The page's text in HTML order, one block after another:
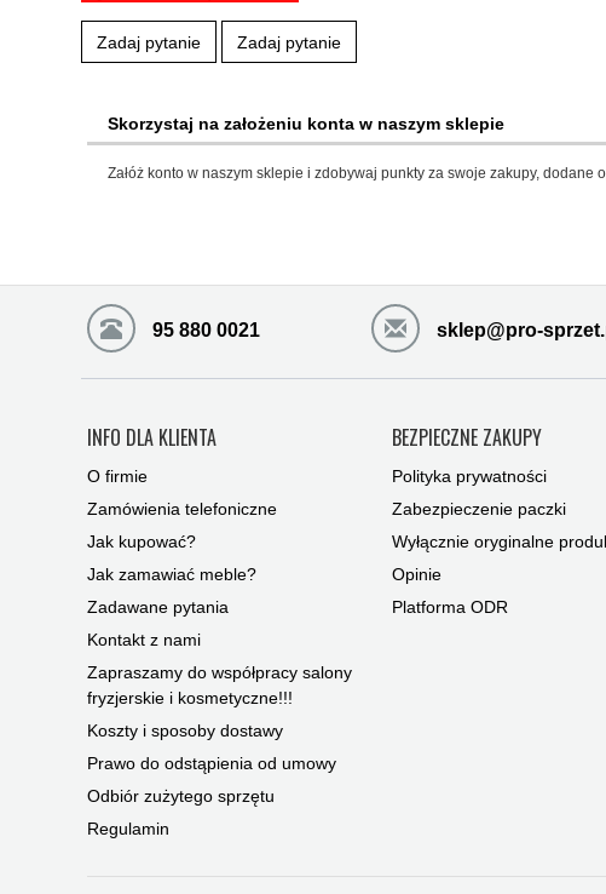
Zadaj pytanie Zadaj pytanie
Skorzystaj na założeniu konta w naszym sklepie
Załóż konto w naszym sklepie i zdobywaj punkty za swoje zakupy,
95 880 0021 sklep@pro-
INFO DLA KLIENTA
O firmie
Zamówienia telefoniczne
Jak kupować?
Jak zamawiać meble?
Zadawane pytania
Kontakt z nami
Zapraszamy do współpracy salony
fryzjerskie i kosmetyczne!!!
Koszty i sposoby dostawy
Prawo do odstąpienia od umowy
Odbiór zużytego sprzętu
Regulamin
BEZPIECZNE ZAKUPY
Polityka prywatności
Zabezpieczenie paczki
Wyłącznie oryginalne
Opinie
Platforma ODR